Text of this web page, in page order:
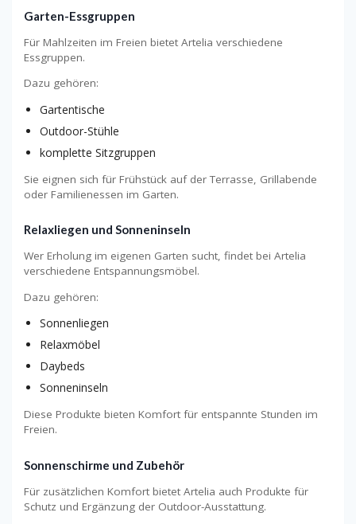
Garten-Essgruppen
Für Mahlzeiten im Freien bietet Artelia verschiedene
Essgruppen.
Dazu gehören:
Gartentische
Outdoor-Stühle
komplette Sitzgruppen
Sie eignen sich für Frühstück auf der Terrasse, Grillabende
oder Familienessen im Garten.
Relaxliegen und Sonneninseln
Wer Erholung im eigenen Garten sucht, findet bei Artelia
verschiedene Entspannungsmöbel.
Dazu gehören:
Sonnenliegen
Relaxmöbel
Daybeds
Sonneninseln
Diese Produkte bieten Komfort für entspannte Stunden im
Freien.
Sonnenschirme und Zubehör
Für zusätzlichen Komfort bietet Artelia auch Produkte für
Schutz und Ergänzung der Outdoor-Ausstattung.